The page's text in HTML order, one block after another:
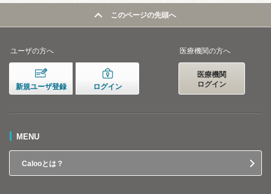
このページの先頭へ
ユーザの方へ
新規ユーザ登録 ログイン
医療機関の方へ
医療機関
ログイン
MENU
Calooとは？